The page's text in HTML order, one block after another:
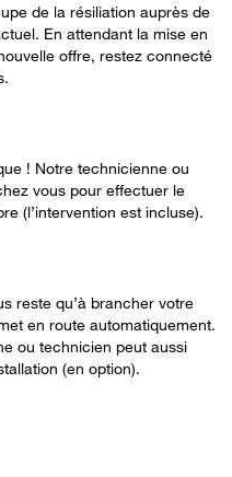
de la résiliation auprès de
En attendant la mise en
offre, restez connecté
! Notre technicienne ou
vous pour effectuer le
(l’intervention est incluse).
reste qu’à brancher votre
en route automatiquement.
ou technicien peut aussi
(en option).